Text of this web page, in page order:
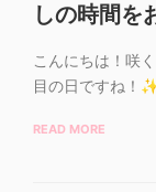
しの時間を
こんにちは！咲
目の日ですね！
READ MORE